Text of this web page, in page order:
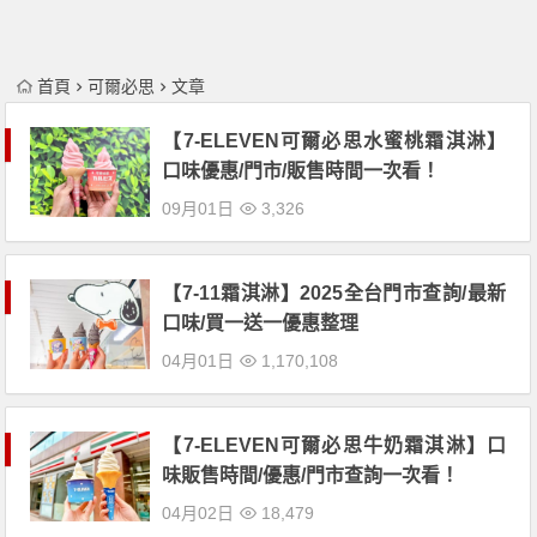
首頁 可爾必思 文章
【7-ELEVEN可爾必思水蜜桃霜淇淋】
口味優惠/門市/販售時間一次看！
09月01日 3,326
【7-11霜淇淋】2025全台門市查詢/最新
口味/買一送一優惠整理
04月01日 1,170,108
【7-ELEVEN可爾必思牛奶霜淇淋】口
味販售時間/優惠/門市查詢一次看！
04月02日 18,479